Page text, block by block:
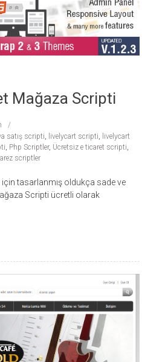
Mağaza Scripti
satış scripti, livelycart scripti, livelycart
, Php Scriptler, Ücretsiz e ticaret scripti,
scriptler
tasarlanmış oldukça sade ve
Scripti ücretli olarak